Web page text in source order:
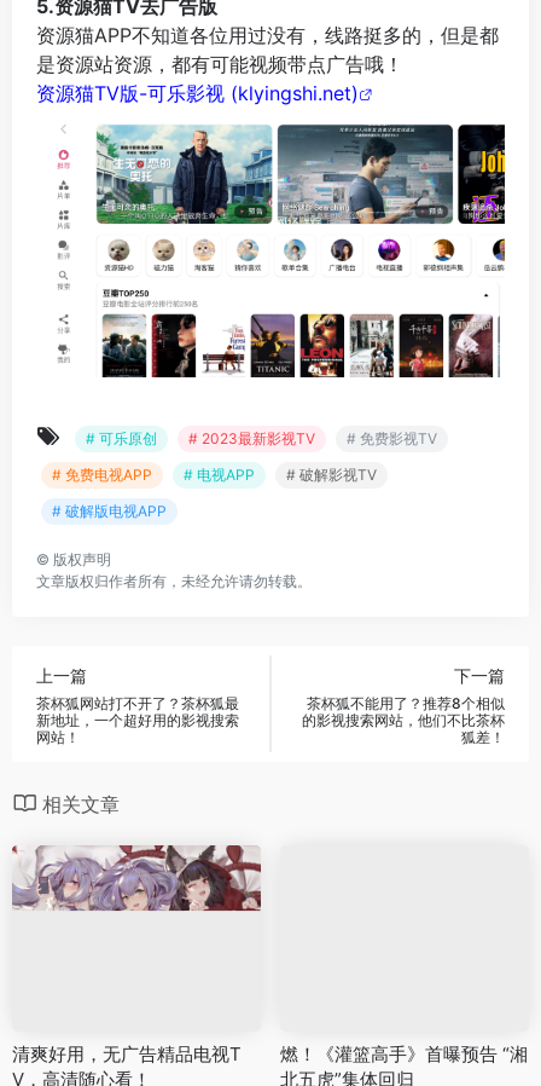
5.资源猫TV去广告版
资源猫APP不知道各位用过没有，线路挺多的，但是都
是资源站资源，都有可能视频带点广告哦！
资源猫TV版-可乐影视 (klyingshi.net)
# 可乐原创 # 2023最新影视TV
# 免费影视TV
# 免费电视APP
# 电视APP
# 破解影视TV
# 破解版电视APP
© 版权声明
文章版权归作者所有，未经允许请勿转载。
上一篇
茶杯狐网站打不开了？茶杯狐最
新地址，一个超好用的影视搜索
网站！
下一篇
茶杯狐不能用了？推荐8个相似
的影视搜索网站，他们不比茶杯
狐差！
相关文章
清爽好用，无广告精品电视T
V，高清随心看！
燃！《灌篮高手》首曝预告 “湘
北五虎”集体回归